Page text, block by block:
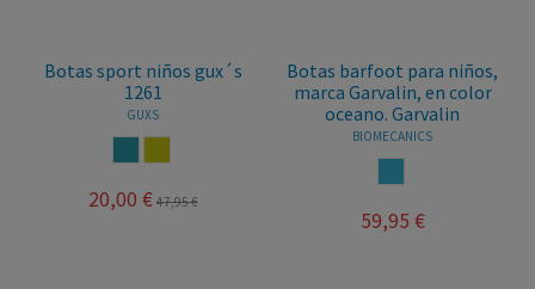
Botas barfoot para niños,
marca Garvalin, en color
oceano. Garvalin
BIOMECANICS
Botas sport con velcro
para niños, marca
Pablosky, en color cuero.
Pablosky
PABLOSKY